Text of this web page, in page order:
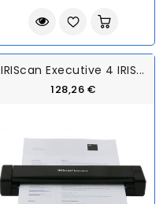
IRIScan Executive 4 IRIS...
128,26 €